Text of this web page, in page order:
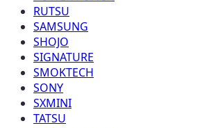
RUTSU
SAMSUNG
SHOJO
SIGNATURE
SMOKTECH
SONY
SXMINI
TATSU